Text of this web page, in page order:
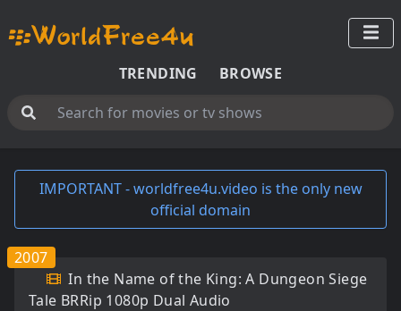
TRENDING BROWSE
IMPORTANT - worldfree4u.video is the only new
official domain
In the Name of the King: A Dungeon Siege
Tale BRRip 1080p Dual Audio
2007